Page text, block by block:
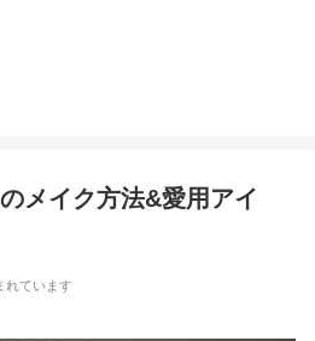
メイク方法&愛用アイ
れています